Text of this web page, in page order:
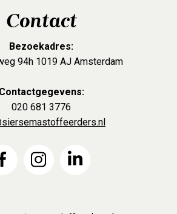
Contact
Bezoekadres:
94h 1019 AJ Amsterdam
Contactgegevens:
020 681 3776